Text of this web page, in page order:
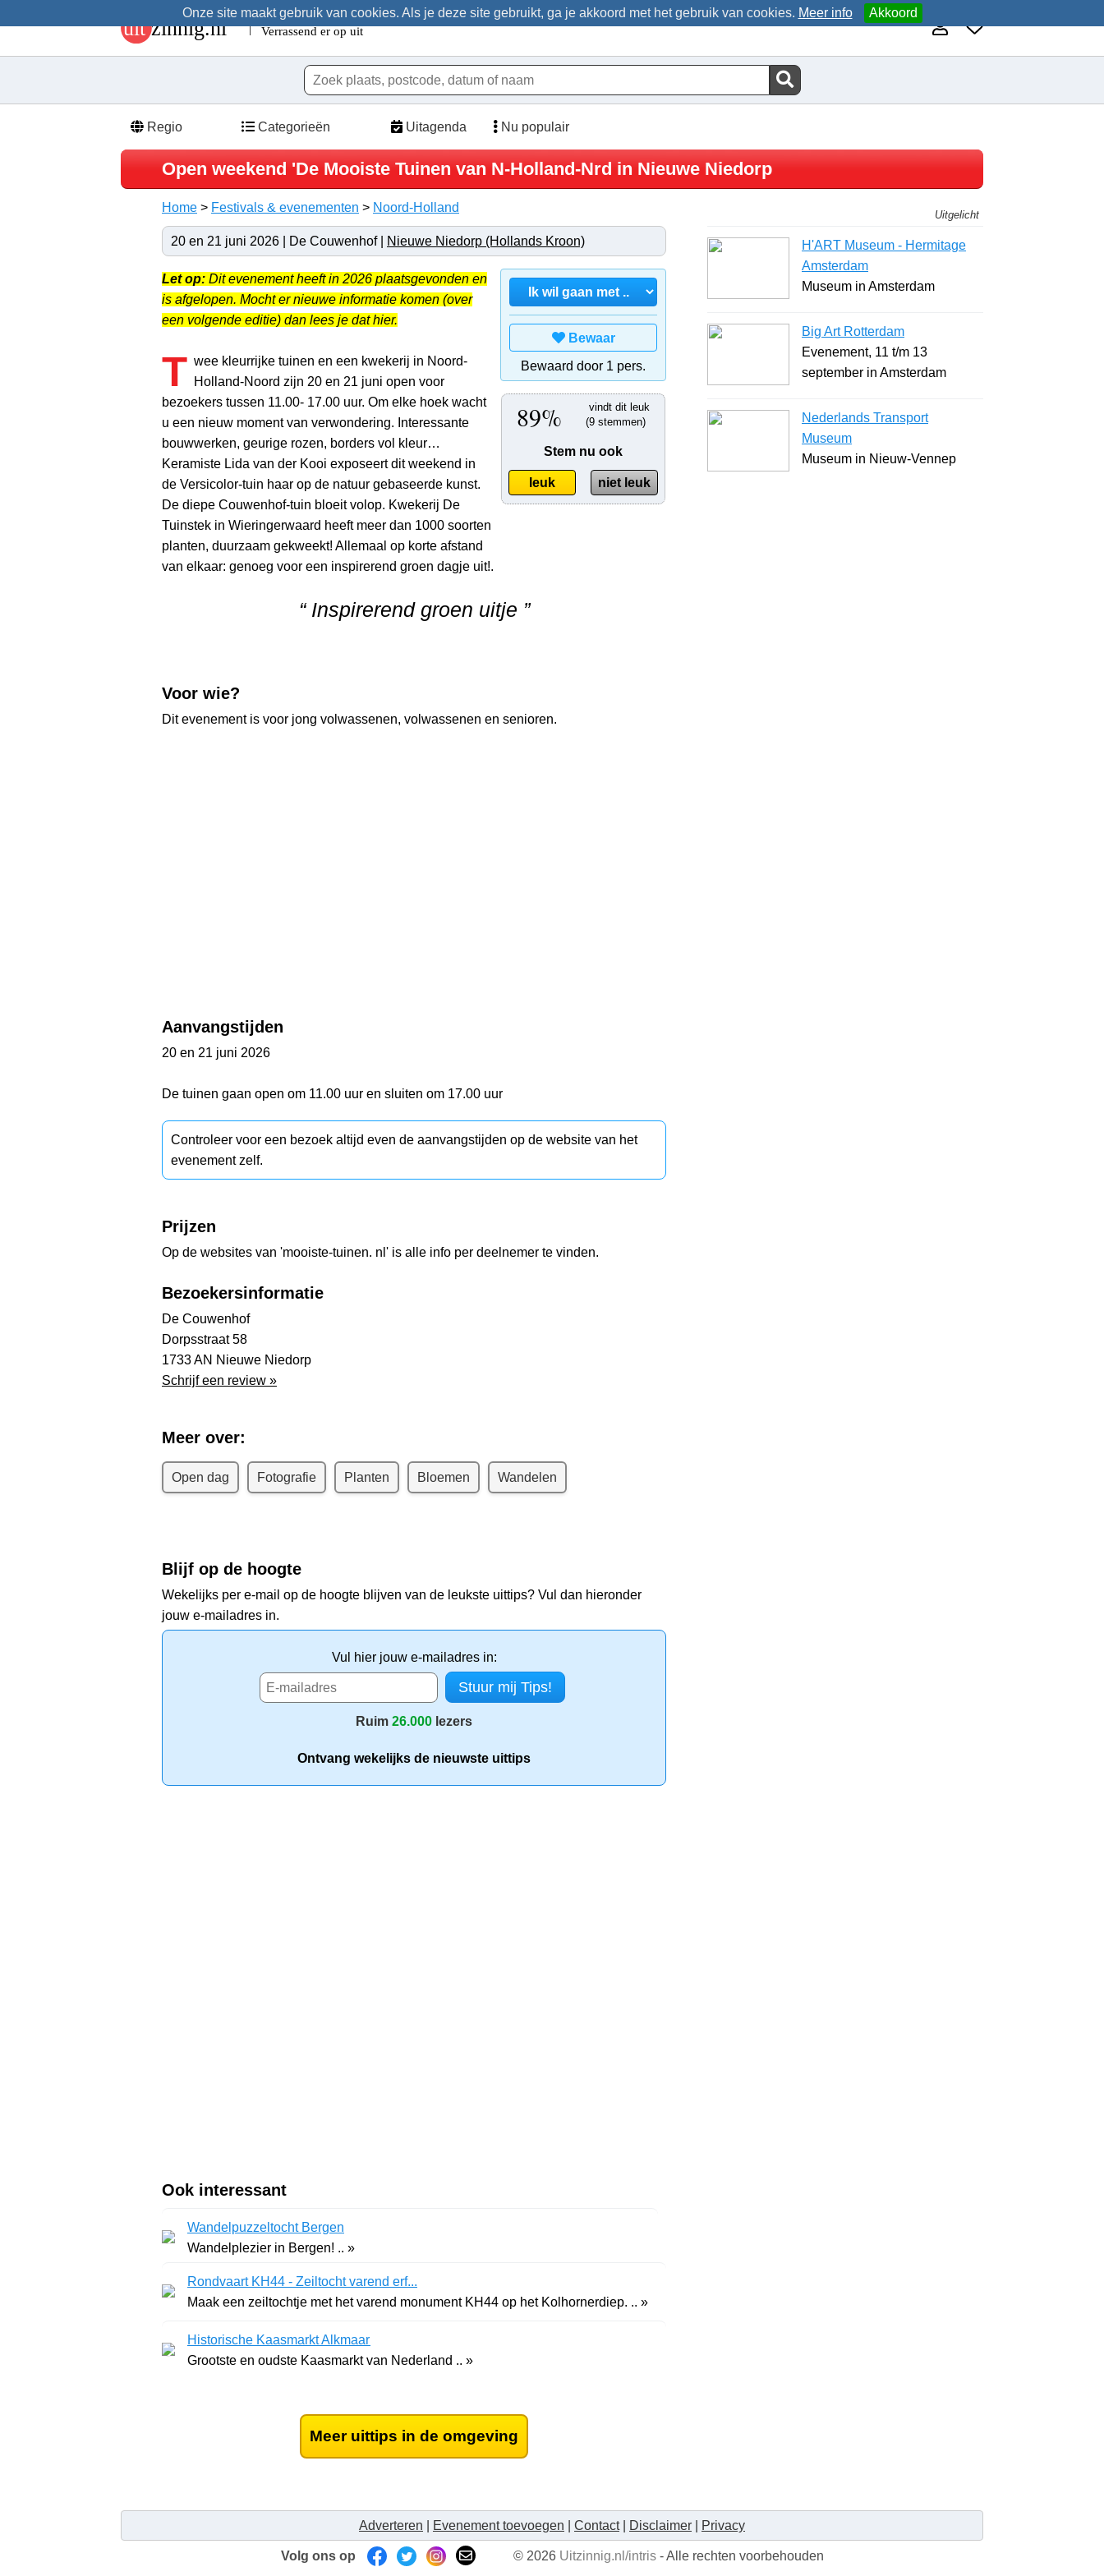
Onze site maakt gebruik van cookies. Als je deze site gebruikt, ga je akkoord met het gebruik van cookies. Meer info Akkoord
Regio Categorieën Uitagenda Nu populair
Open weekend 'De Mooiste Tuinen van N-Holland-Nrd in Nieuwe Niedorp
Home > Festivals & evenementen > Noord-Holland
20 en 21 juni 2026 | De Couwenhof | Nieuwe Niedorp (Hollands Kroon)
Bewaar
Bewaard door 1 pers.
vindt dit leuk
(9 stemmen)
89%
Stem nu ook
leuk niet leuk
Let op: Dit evenement heeft in 2026 plaatsgevonden en
is afgelopen. Mocht er nieuwe informatie komen (over
een volgende editie) dan lees je dat hier.
T wee kleurrijke tuinen en een kwekerij in Noord-
Holland-Noord zijn 20 en 21 juni open voor
bezoekers tussen 11.00- 17.00 uur. Om elke hoek wacht
u een nieuw moment van verwondering. Interessante
bouwwerken, geurige rozen, borders vol kleur…
Keramiste Lida van der Kooi exposeert dit weekend in
de Versicolor-tuin haar op de natuur gebaseerde kunst.
De diepe Couwenhof-tuin bloeit volop. Kwekerij De
Tuinstek in Wieringerwaard heeft meer dan 1000 soorten
planten, duurzaam gekweekt! Allemaal op korte afstand
van elkaar: genoeg voor een inspirerend groen dagje uit!.
“ Inspirerend groen uitje ”
Voor wie?
Dit evenement is voor jong volwassenen, volwassenen en senioren.
Aanvangstijden
20 en 21 juni 2026
De tuinen gaan open om 11.00 uur en sluiten om 17.00 uur
Controleer voor een bezoek altijd even de aanvangstijden op de website van het
evenement zelf.
Prijzen
Op de websites van 'mooiste-tuinen. nl' is alle info per deelnemer te vinden.
Bezoekersinformatie
De Couwenhof
Dorpsstraat 58
1733 AN Nieuwe Niedorp
Schrijf een review »
Meer over:
Open dag Fotografie Planten Bloemen Wandelen
Blijf op de hoogte
Wekelijks per e-mail op de hoogte blijven van de leukste uittips? Vul dan hieronder
jouw e-mailadres in.
Vul hier jouw e-mailadres in:
Ruim 26.000 lezers
Ontvang wekelijks de nieuwste uittips
Ook interessant
Wandelpuzzeltocht Bergen
Wandelplezier in Bergen! .. »
Rondvaart KH44 - Zeiltocht varend erf...
Maak een zeiltochtje met het varend monument KH44 op het Kolhornerdiep. .. »
Historische Kaasmarkt Alkmaar
Grootste en oudste Kaasmarkt van Nederland .. »
Meer uittips in de omgeving
Uitgelicht
H'ART Museum - Hermitage
Amsterdam
Museum in Amsterdam
Big Art Rotterdam
Evenement, 11 t/m 13
september in Amsterdam
Nederlands Transport
Museum
Museum in Nieuw-Vennep
Adverteren Evenement toevoegen Contact| Disclaimer Privacy
Volg ons op © 2026 Uitzinnig.nl/intris- Alle rechten voorbehouden